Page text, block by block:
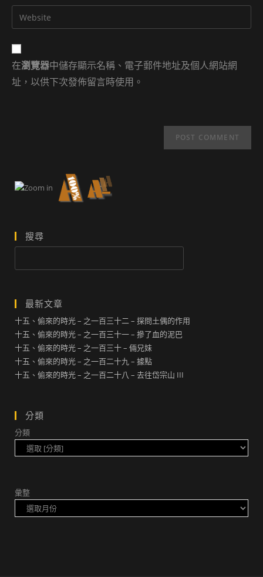
comment
email
address
comment
Enter
your
website
URL
(optional)
在瀏覽器中儲存顯示名稱、電子郵件地址及個人網站網
址，以供下次發佈留言時使用。
搜尋
尋
最新文章
十五、偷來的時光 – 之一百三十二 – 探問土偶的作用
十五、偷來的時光 – 之一百三十一 – 摻了血的泥巴
十五、偷來的時光 – 之一百三十 – 倆兄妹
十五、偷來的時光 – 之一百二十九 – 據點
十五、偷來的時光 – 之一百二十八 – 去往岱宗山 III
分類
分類
彙整